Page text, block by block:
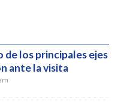
de los principales ejes
ante la visita